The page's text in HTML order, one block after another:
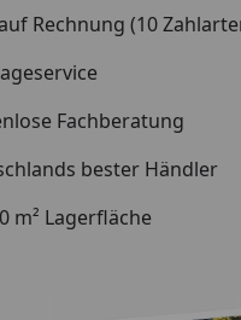
Rechnung (10
Fachberatung
bester Händler
m² Lagerfläche